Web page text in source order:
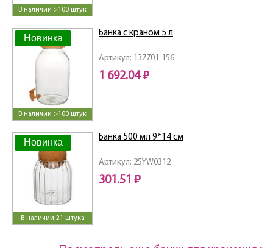
В наличии >100 штук
Новинка
В наличии >100 штук
Артикул: 137701-156
Банка с краном 5 л
1 692.04 ₽
Новинка
В наличии 21 штука
Артикул: 25YW0312
Банка 500 мл 9*14 см
301.51 ₽